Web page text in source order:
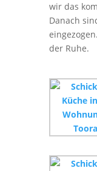
wir das
Danach
der Ruhe.